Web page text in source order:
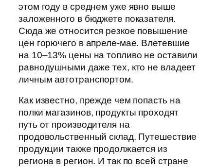
этом году в среднем уже явно выше
заложенного в бюджете показателя.
Сюда же относится резкое повышение
цен горючего в апреле-мае. Влетевшие
на 10–13% цены на топливо не оставили
равнодушными даже тех, кто не владеет
личным автотранспортом.
Как известно, прежде чем попасть на
полки магазинов, продукты проходят
путь от производителя на
продовольственный склад. Путешествие
продукции также продолжается из
региона в регион. И так по всей стране